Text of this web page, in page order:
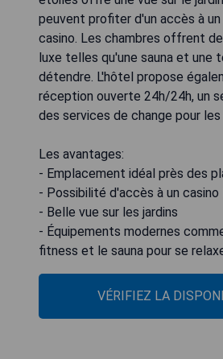
peuvent profiter d'un accès à un
casino. Les chambres offrent
luxe telles qu'une sauna et une
détendre. L'hôtel propose
réception ouverte 24h/24h, un
des services de change pour
Les avantages:
- Emplacement idéal près des
- Possibilité d'accès à un casino
- Belle vue sur les jardins
- Équipements modernes
fitness et le sauna pour se
VÉRIFIEZ LA